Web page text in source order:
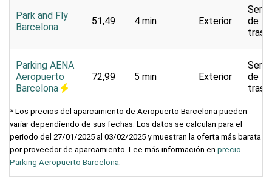
Park and Fly
Barcelona
51,49 4 min Exterior
de
Parking AENA
Aeropuerto
Barcelona
72,99 5 min Exterior
de
* Los precios del aparcamiento de Aeropuerto Barcelona pueden
variar dependiendo de sus fechas. Los datos se calculan para el
periodo del 27/01/2025 al 03/02/2025 y muestran la oferta más barata
por proveedor de aparcamiento. Lee más información en precio
Parking Aeropuerto Barcelona